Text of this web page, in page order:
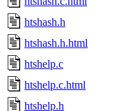
htshash.h
htshash.h.html
htshelp.c
htshelp.c.html
htshelp.h